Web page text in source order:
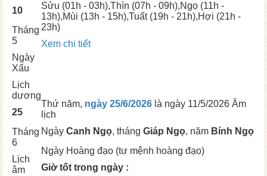
10
Tháng
5
Ngày
Xấu
Sửu (01h - 03h),Thìn (07h - 09h),Ngọ (11h -
13h),Mùi (13h - 15h),Tuất(19h - 21h),Hợi (21h -
23h)
Xem chi tiết
Lịch
dương
25
Tháng
6
Lịch
âm
Thứ năm, ngày 25/6/2026 là ngày 11/5/2026 Âm
lịch
Ngày Canh Ngọ, tháng Giáp Ngọ, năm Bính Ngọ
Ngày Hoàng đạo (tư mệnh hoàng đạo)
Giờ tốt trong ngày :